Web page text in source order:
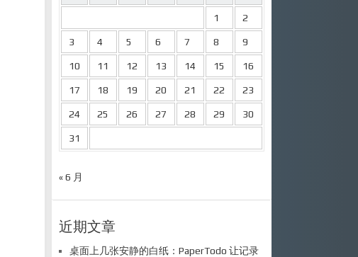
1 2
3 4 5 6 7 8 9
10 11 12 13 14 15 16
17 18 19 20 21 22 23
24 25 26 27 28 29 30
31
« 6 月
近期文章
桌面上几张安静的白纸：PaperTodo 让记录